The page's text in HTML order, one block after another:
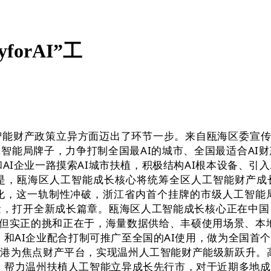
工
政策立异方面迈出了环节一步。来自瓯海区委宣传
能局牌子，力争打制全国最AI的城市、全国最适合AI
企业一路摸索AI城市扶植，积极结构AI根本设备、引
瓯海区人工智能成长核心将统筹全区人工智能财产
这一轨制性冲破，浙江省内首个挂牌的市级人工智
打开全新成长篇章。瓯海区人工智能成长核心正在中
正的挑和正在于，海量数据供给、丰硕使用场景、
AI企业配合打制可推广至全国的AI使用，做为全国首
为焦点财产平台，实现温州人工智能财产能级新跃升
力温州扶植人工智能立异成长先行市，对于近期多地